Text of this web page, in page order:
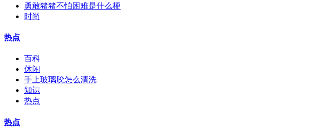
勇敢猪猪不怕困难是什么梗
时尚
热点
百科
休闲
手上玻璃胶怎么清洗
知识
热点
热点